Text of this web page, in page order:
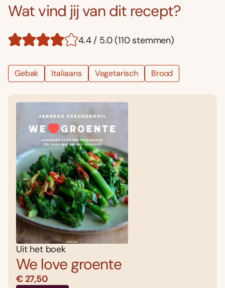
Wat vind jij van dit recept?
4.4 / 5.0 (110 stemmen)
Gebak Italiaans Vegetarisch Brood
Uit het boek
We love groente
€ 27,50